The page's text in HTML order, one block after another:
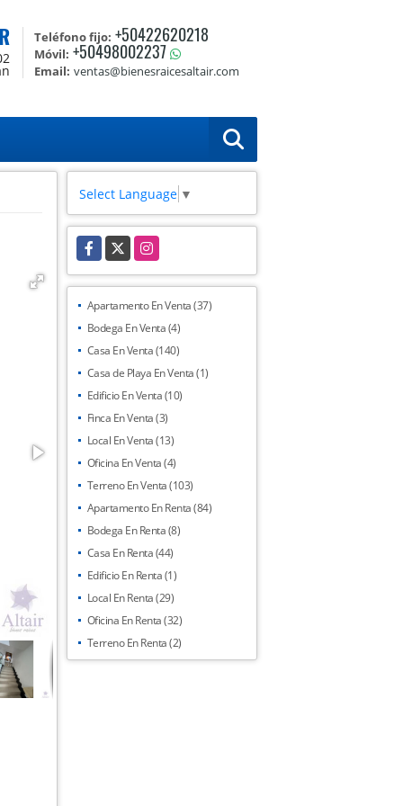
Teléfono fijo: +50422620218
Móvil: +50498002237
Email: ventas@bienesraicesaltair.com
Select Language ▼
Facebook
X Instagram
Apartamento En Venta (37)
Bodega En Venta (4)
Casa En Venta (140)
Casa de Playa En Venta (1)
Edificio En Venta (10)
Finca En Venta (3)
Local En Venta (13)
Oficina En Venta (4)
Terreno En Venta (103)
Apartamento En Renta (84)
Bodega En Renta (8)
Casa En Renta (44)
Edificio En Renta (1)
Local En Renta (29)
Oficina En Renta (32)
Terreno En Renta (2)